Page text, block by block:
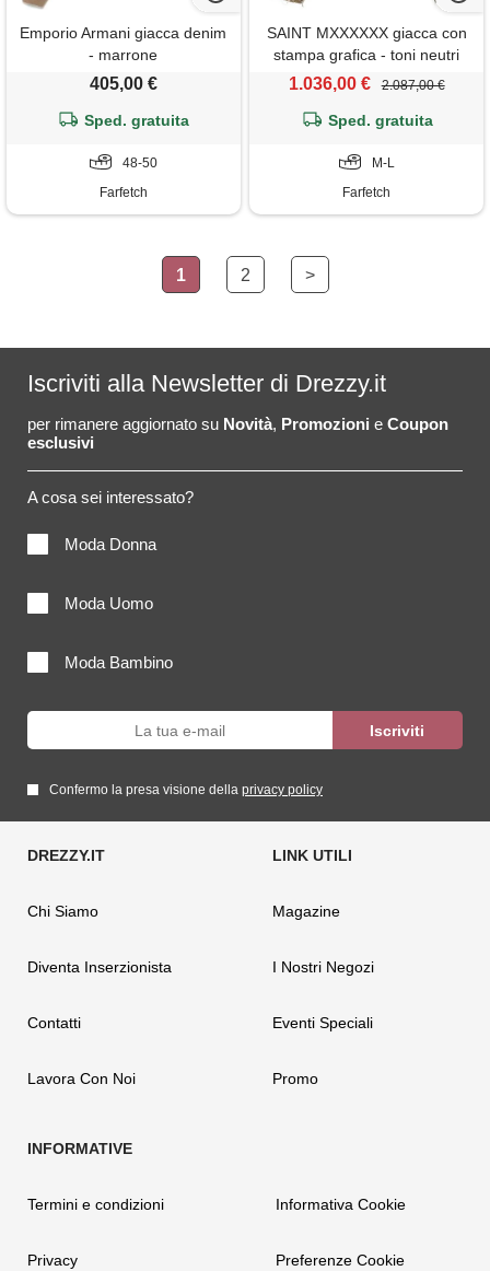
Emporio Armani giacca denim
- marrone
405,00 €
Sped. gratuita
48-50
Farfetch
SAINT MXXXXXX giacca con
stampa grafica - toni neutri
1.036,00 € 2.087,00 €
Sped. gratuita
M-L
Farfetch
1 2 >
Iscriviti alla Newsletter di Drezzy.it
per rimanere aggiornato su Novità, Promozioni e Coupon
esclusivi
A cosa sei interessato?
Moda Donna
Moda Uomo
Moda Bambino
Confermo la presa visione della privacy policy
Chi Siamo
Diventa Inserzionista
Contatti
Lavora Con Noi
Magazine
I Nostri Negozi
Eventi Speciali
Promo
Termini e condizioni
Privacy
Informativa Cookie
Preferenze Cookie